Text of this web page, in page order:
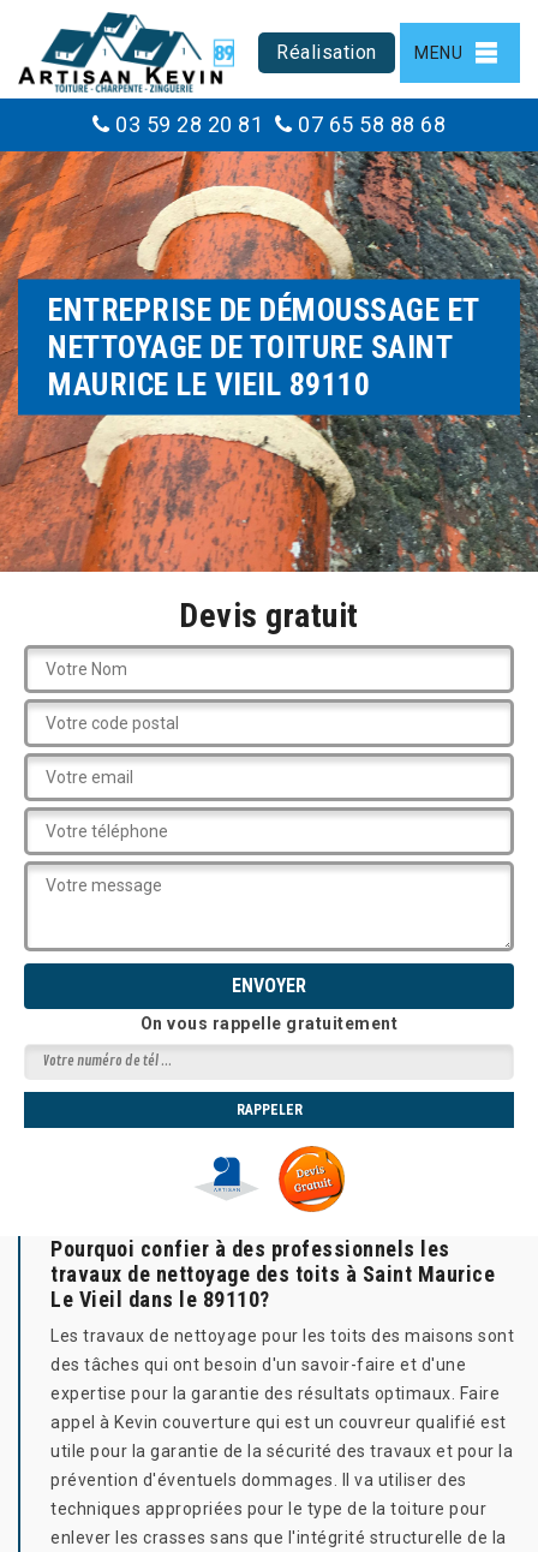
Réalisation MENU
03 59 28 20 81 07 65 58 88 68
ENTREPRISE DE DÉMOUSSAGE ET
NETTOYAGE DE TOITURE SAINT
MAURICE LE VIEIL 89110
Devis gratuit
On vous rappelle gratuitement
Pourquoi confier à des professionnels les
travaux de nettoyage des toits à Saint Maurice
Le Vieil dans le 89110?
Les travaux de nettoyage pour les toits des maisons sont
des tâches qui ont besoin d'un savoir-faire et d'une
expertise pour la garantie des résultats optimaux. Faire
appel à Kevin couverture qui est un couvreur qualifié est
utile pour la garantie de la sécurité des travaux et pour la
prévention d'éventuels dommages. Il va utiliser des
techniques appropriées pour le type de la toiture pour
enlever les crasses sans que l'intégrité structurelle de la